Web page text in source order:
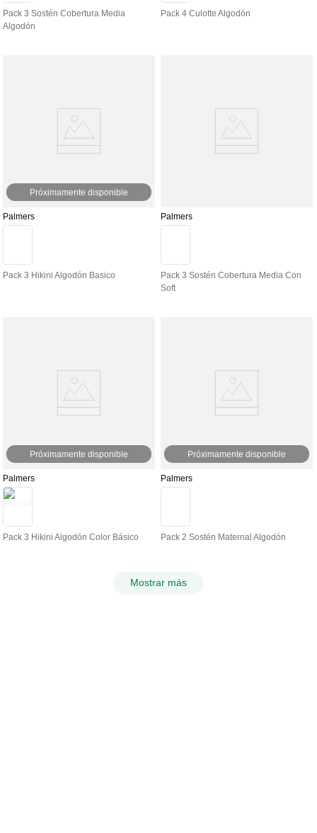
Pack 3 Sostén Cobertura Media
Algodón
Pack 4 Culotte Algodón
Próximamente disponible
Palmers
Pack 3 Hikini Algodón Basico
Palmers
Pack 3 Sostén Cobertura Media Con
Soft
Próximamente disponible
Palmers
Pack 3 Hikini Algodón Color Básico
Próximamente disponible
Palmers
Pack 2 Sostén Maternal Algodón
Mostrar más